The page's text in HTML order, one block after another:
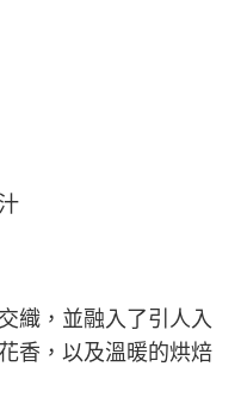
織，並融入了引人入
香，以及溫暖的烘焙